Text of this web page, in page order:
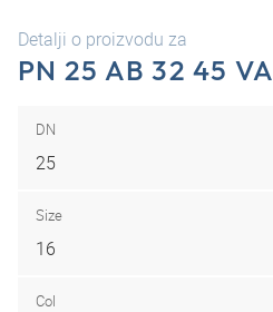
Detalji o proizvodu za
PN 25 AB 32 45 VA
DN
25
Size
16
Col